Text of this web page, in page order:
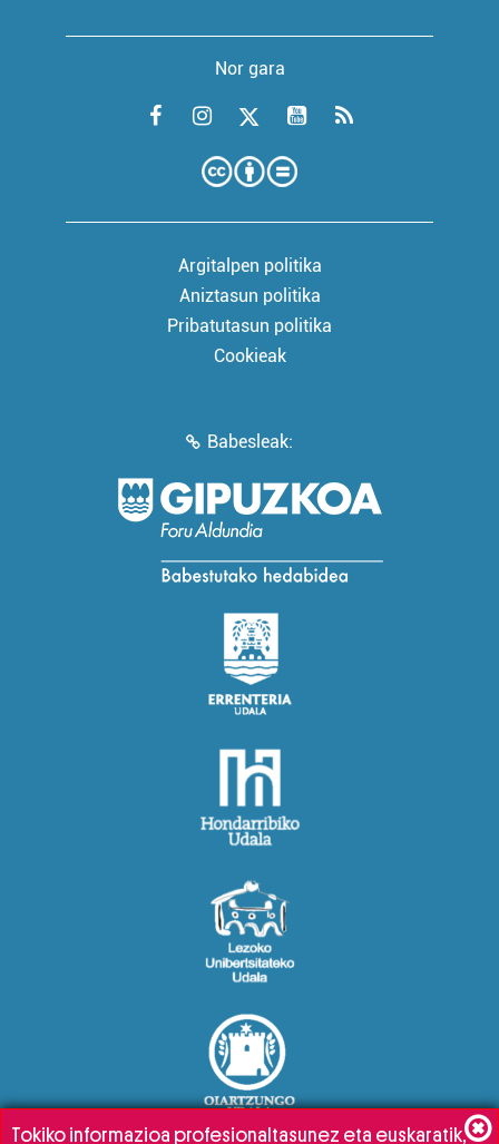
Nor gara
Argitalpen politika
Aniztasun politika
Pribatutasun politika
Cookieak
Babesleak:
Tokiko informazioa profesionaltasunez eta euskaratik,